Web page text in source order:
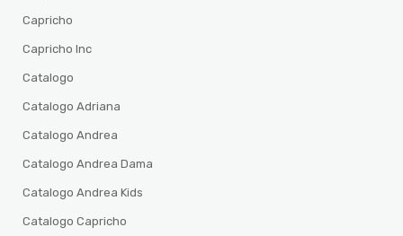
Capricho
Capricho Inc
Catalogo
Catalogo Adriana
Catalogo Andrea
Catalogo Andrea Dama
Catalogo Andrea Kids
Catalogo Capricho